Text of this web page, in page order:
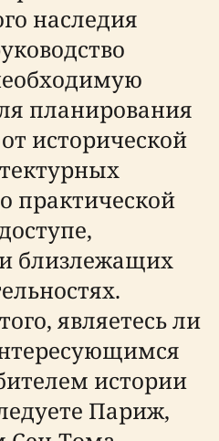
наследия
планирования
исторической
практической
близлежащих
являетесь ли
истории
Париж,